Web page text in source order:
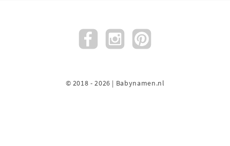
© 2018 - 2026 | Babynamen.nl